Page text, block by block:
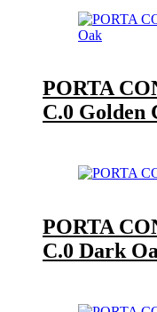
PORTA
C.0 Golden
PORTA
C.0 Dark